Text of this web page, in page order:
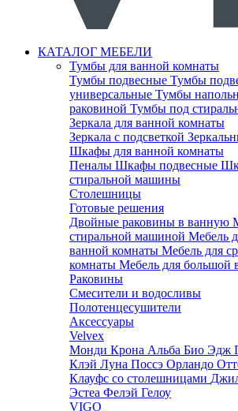
КАТАЛОГ МЕБЕЛИ
Тумбы для ванной комнаты
Тумбы подвесные Тумбы
универсальные Тумбы
раковиной Тумбы под
Зеркала для ванной комнаты
Зеркала с подсветкой
Шкафы для ванной комнаты
Пеналы Шкафы подвесные
стиральной машины
Столешницы
Готовые решения
Двойные раковины в ванную
стиральной машиной Мебель
ванной комнаты Мебель для
комнаты Мебель для большой
Раковины
Смесители и водосливы
Полотенцесушители
Аксессуары
Velvex
Монди Крона Альба Био Эдж
Клэй Луна Поссэ Орландо
Клауфс со столешницами
Эстеа Фелэй Гелоу
VIGO